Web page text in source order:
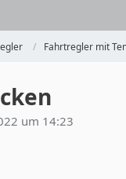
Fahrtregler mit
um 14:23